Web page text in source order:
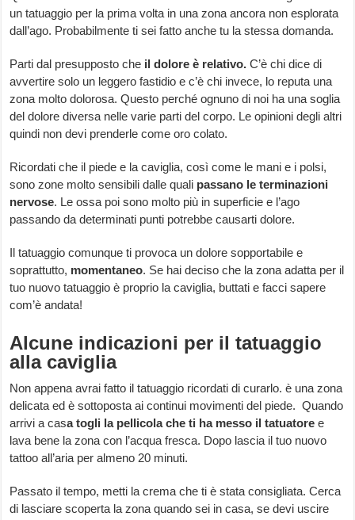
un tatuaggio per la prima volta in una zona ancora non esplorata
dall’ago. Probabilmente ti sei fatto anche tu la stessa domanda.
Parti dal presupposto che il dolore è relativo. C’è chi dice di
avvertire solo un leggero fastidio e c’è chi invece, lo reputa una
zona molto dolorosa. Questo perché ognuno di noi ha una soglia
del dolore diversa nelle varie parti del corpo. Le opinioni degli altri
quindi non devi prenderle come oro colato.
Ricordati che il piede e la caviglia, così come le mani e i polsi,
sono zone molto sensibili dalle quali passano le terminazioni
nervose. Le ossa poi sono molto più in superficie e l’ago
passando da determinati punti potrebbe causarti dolore.
Il tatuaggio comunque ti provoca un dolore sopportabile e
soprattutto, momentaneo. Se hai deciso che la zona adatta per il
tuo nuovo tatuaggio è proprio la caviglia, buttati e facci sapere
com’è andata!
Alcune indicazioni per il tatuaggio
alla caviglia
Non appena avrai fatto il tatuaggio ricordati di curarlo. è una zona
delicata ed è sottoposta ai continui movimenti del piede. Quando
arrivi a casa togli la pellicola che ti ha messo il tatuatore e
lava bene la zona con l’acqua fresca. Dopo lascia il tuo nuovo
tattoo all’aria per almeno 20 minuti.
Passato il tempo, metti la crema che ti è stata consigliata. Cerca
di lasciare scoperta la zona quando sei in casa, se devi uscire